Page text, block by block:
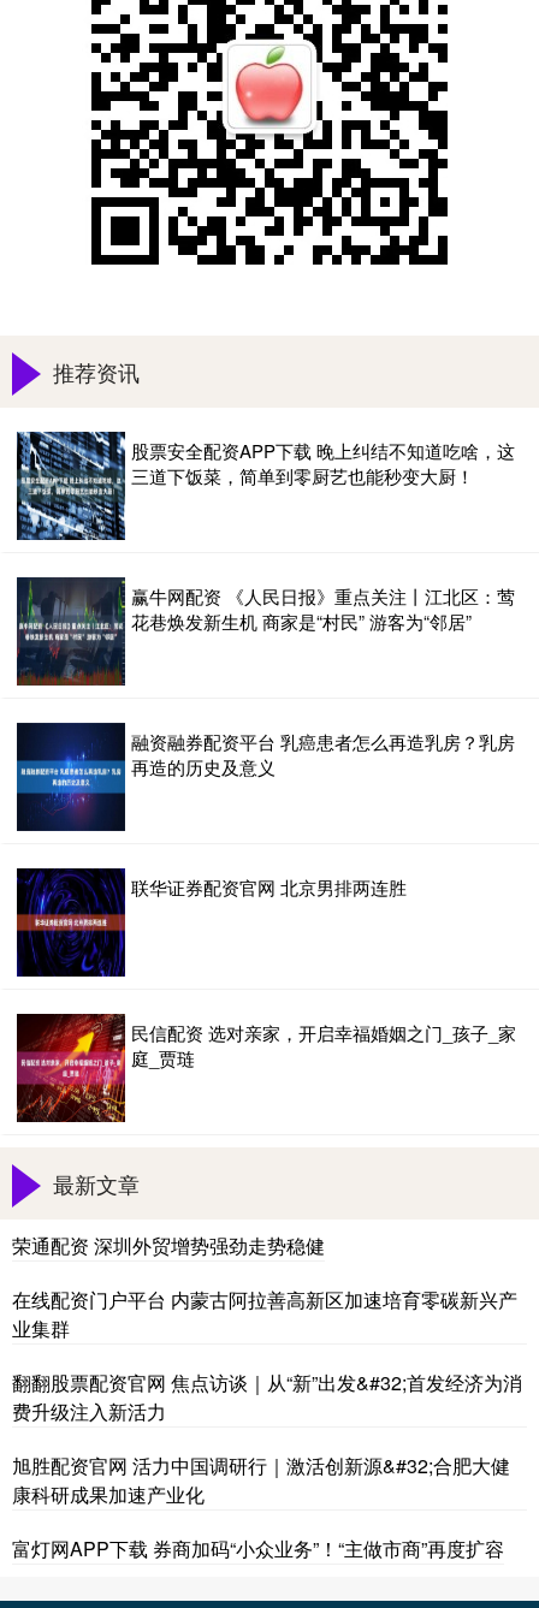
推荐资讯
股票安全配资APP下载 晚上纠结不知道吃啥，这
三道下饭菜，简单到零厨艺也能秒变大厨！
赢牛网配资 《人民日报》重点关注丨江北区：莺
花巷焕发新生机 商家是“村民” 游客为“邻居”
融资融券配资平台 乳癌患者怎么再造乳房？乳房
再造的历史及意义
联华证券配资官网 北京男排两连胜
民信配资 选对亲家，开启幸福婚姻之门_孩子_家
庭_贾琏
最新文章
荣通配资 深圳外贸增势强劲走势稳健
在线配资门户平台 内蒙古阿拉善高新区加速培育零碳新兴产
业集群
翻翻股票配资官网 焦点访谈｜从“新”出发&#32;首发经济为消
费升级注入新活力
旭胜配资官网 活力中国调研行｜激活创新源&#32;合肥大健
康科研成果加速产业化
富灯网APP下载 券商加码“小众业务”！“主做市商”再度扩容